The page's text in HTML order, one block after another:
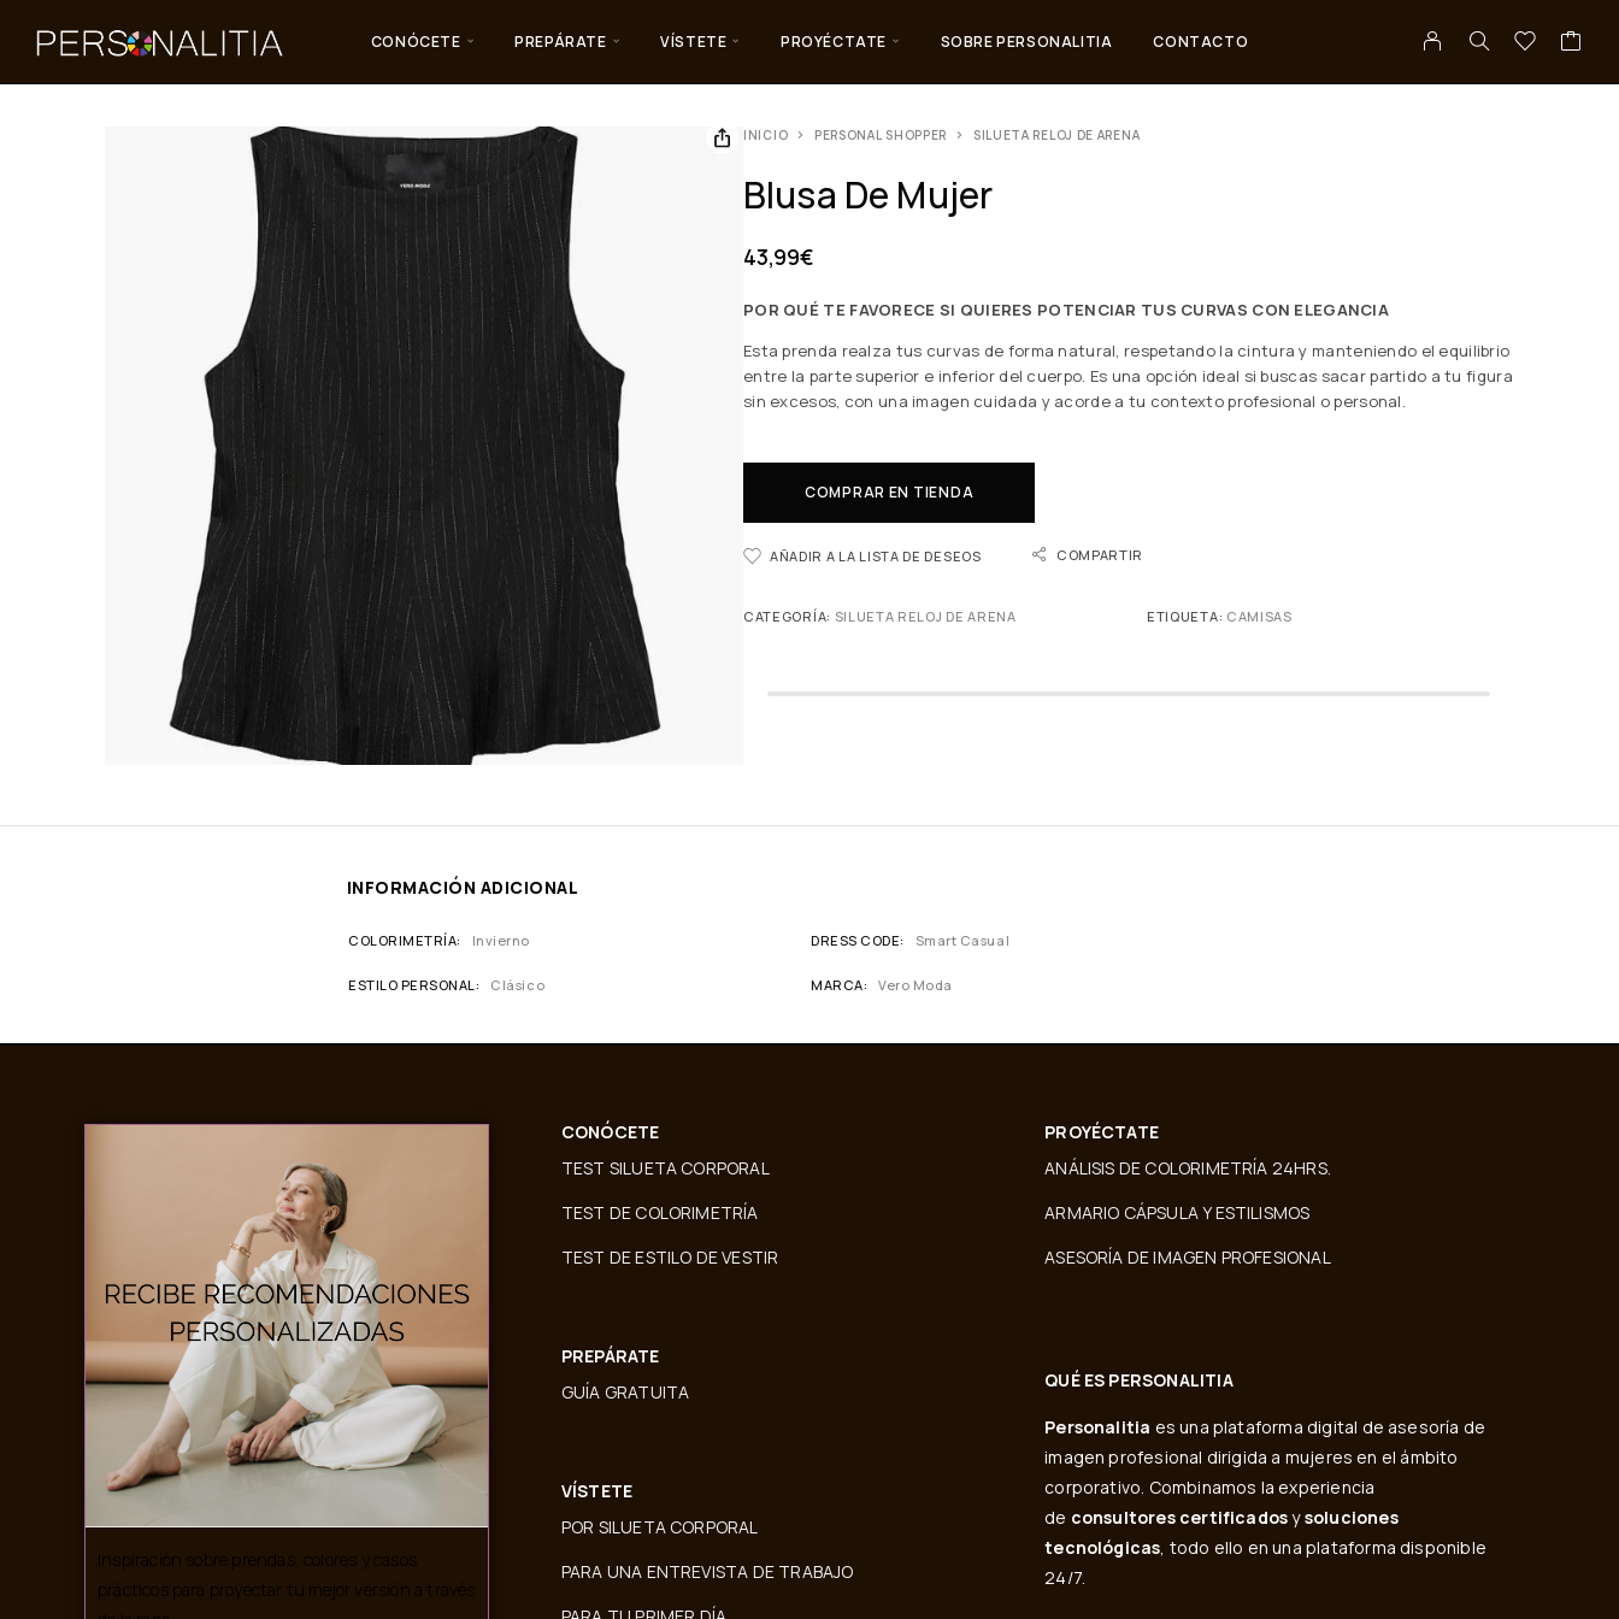
CONÓCETE PREPÁRATE VÍSTETE PROYÉCTATE SOBRE PERSONALITIA CONTACTO
INICIO PERSONAL SHOPPER SILUETA RELOJ DE ARENA
Blusa De Mujer
43,99€
POR QUÉ TE FAVORECE SI QUIERES POTENCIAR TUS CURVAS CON ELEGANCIA
Esta prenda realza tus curvas de forma natural, respetando la cintura y manteniendo el equilibrio
entre la parte superior e inferior del cuerpo. Es una opción ideal si buscas sacar partido a tu figura
sin excesos, con una imagen cuidada y acorde a tu contexto profesional o personal.
COMPRAR EN TIENDA
AÑADIR A LA LISTA DE DESEOS COMPARTIR
CATEGORÍA: SILUETA RELOJ DE ARENA ETIQUETA: CAMISAS
INFORMACIÓN ADICIONAL
COLORIMETRÍA Invierno DRESS CODE Smart Casual
ESTILO PERSONAL Clásico MARCA Vero Moda
Inspiración sobre prendas, colores y casos
prácticos para proyectar tu mejor versión a través
CONÓCETE
TEST SILUETA CORPORAL
TEST DE COLORIMETRÍA
TEST DE ESTILO DE VESTIR
PREPÁRATE
GUÍA GRATUITA
VÍSTETE
POR SILUETA CORPORAL
PARA UNA ENTREVISTA DE TRABAJO
PROYÉCTATE
ANÁLISIS DE COLORIMETRÍA 24HRS.
ARMARIO CÁPSULA Y ESTILISMOS
ASESORÍA DE IMAGEN PROFESIONAL
QUÉ ES PERSONALITIA
Personalitia es una plataforma digital de asesoría de
imagen profesional dirigida a mujeres en el ámbito
corporativo. Combinamos la experiencia
de consultores certificadosysoluciones
tecnológicas, todo ello en una plataforma disponible
24/7.